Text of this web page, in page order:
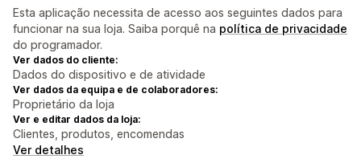
Esta aplicação necessita de acesso aos seguintes dados para
funcionar na sua loja. Saiba porquê na política de privacidade
do programador.
Ver dados do cliente:
Dados do dispositivo e de atividade
Ver dados da equipa e de colaboradores:
Proprietário da loja
Ver e editar dados da loja:
Clientes, produtos, encomendas
Ver detalhes